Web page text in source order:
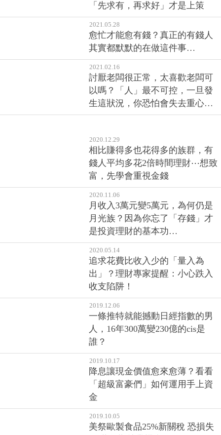
「先求有，再求好」才是上策
2021.05.28
愈忙才能愈有錢？真正的有錢人
其實都默默的在做這件事…
2021.02.16
討厭老闆很正常，太喜歡老闆可
以嗎？「人」最不可控，一旦發
生這狀況，你恐怕會失去重心…
2020.12.29
相比賺得多也花得多的族群，有
錢人平均多花2倍時間理財⋯想致
富，先學會重視金錢
2020.11.06
月收入3萬元變5萬元，為何仍是
月光族？因為你忘了「存錢」才
是投資理財的基本功…
2020.05.14
追求花費比收入少的「量入為
出」？理財專家提醒：小心跌入
收支陷阱！
2019.12.06
一條推特就能撼動日經指數的男
人，16年300萬變230億的cis是
誰？
2019.10.17
降息讓現金價值愈來愈薄？看看
「超級富豪們」如何運用手上資
金
2019.10.05
美祭歐製食品25%新關稅 恐損失